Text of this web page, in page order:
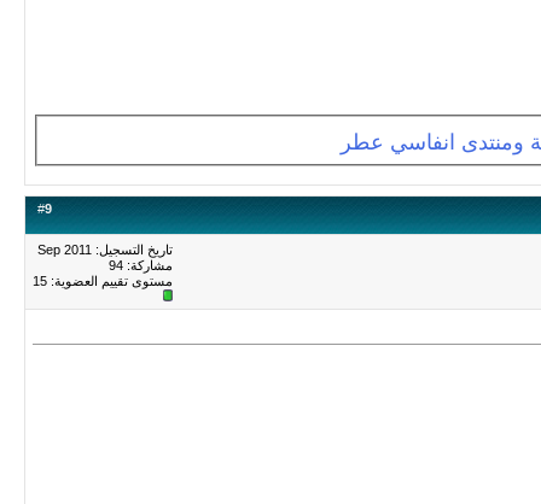
ومنتدى انفاسي عطر
#9
تاريخ التسجيل: Sep 2011
مشاركة: 94
مستوى تقييم العضوية: 15